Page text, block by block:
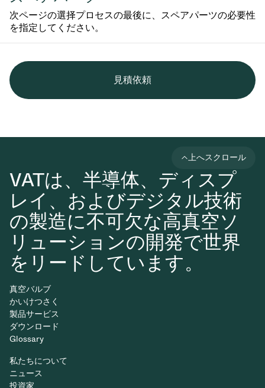
次ページの選择プロセスの最後に、スペアパーツの必要性
を指定してください。
見積依頼
VATは、半導体、ディスプ
レイ、およびデジタル技術
の製造に不可欠な高真空ソ
リューションの開発で世界
をリードしています。
上へスクロール
真空バルブ
かいけつさく
製品サービス
ダウンロード
Glossary
私たちについて
ニュース
投資家